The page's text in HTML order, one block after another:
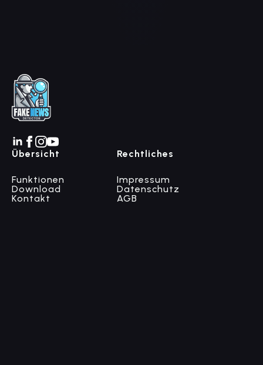
Übersicht
Funktionen
Download
Kontakt
Rechtliches
Impressum
Datenschutz
AGB